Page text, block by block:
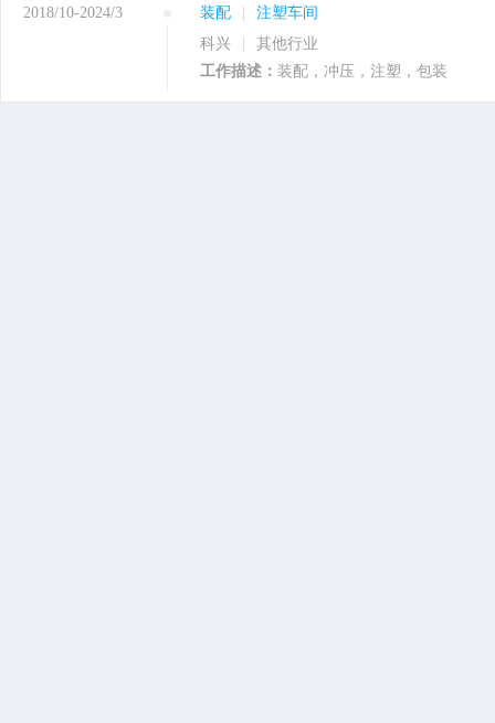
2018/10-2024/3 装配
注塑车间
科兴
其他行业
工作描述： 装配，冲压，注塑，包装